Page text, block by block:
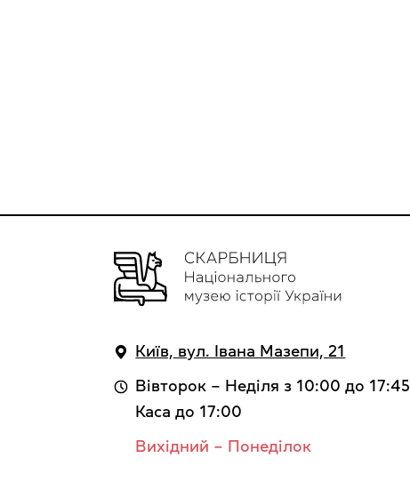
Київ, вул. Івана Мазепи, 21
Вівторок – Неділя з 10:00 до 17:45
Каса до 17:00
Вихідний – Понеділок